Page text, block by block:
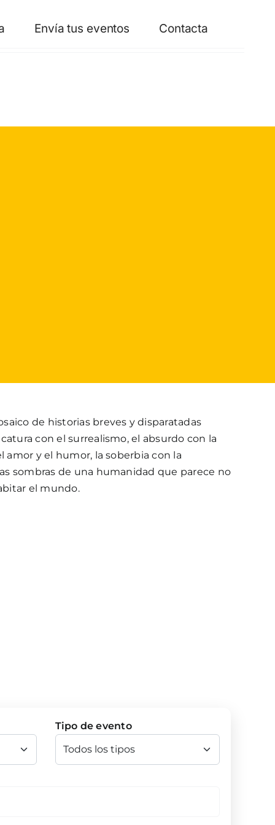
Envía tus eventos Contacta
de historias breves y disparatadas
con el surrealismo, el absurdo con la
amor y el humor, la soberbia con la
sombras de una humanidad que parece no
el mundo.
Tipo de evento